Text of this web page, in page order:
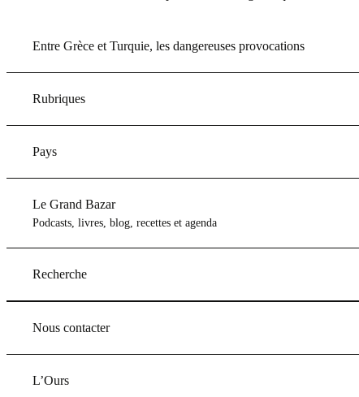
Entre Grèce et Turquie, les dangereuses provocations
Rubriques
Pays
Le Grand Bazar
Podcasts, livres, blog, recettes et agenda
Recherche
Nous contacter
L’Ours